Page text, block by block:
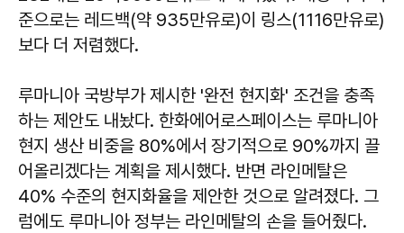
준으로는 레드백(약 935만유로)이 링스(1116만유로)
보다 더 저렴했다.
루마니아 국방부가 제시한 '완전 현지화' 조건을 충족
하는 제안도 내놨다. 한화에어로스페이스는 루마니아
현지 생산 비중을 80%에서 장기적으로 90%까지 끌
어올리겠다는 계획을 제시했다. 반면 라인메탈은
40% 수준의 현지화율을 제안한 것으로 알려졌다. 그
럼에도 루마니아 정부는 라인메탈의 손을 들어줬다.